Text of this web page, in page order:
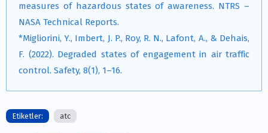
measures of hazardous states of awareness. NTRS –
NASA Technical Reports.
*Migliorini, Y., Imbert, J. P., Roy, R. N., Lafont, A., & Dehais,
F. (2022). Degraded states of engagement in air traffic
control. Safety, 8(1), 1–16.
Etiketler: atc